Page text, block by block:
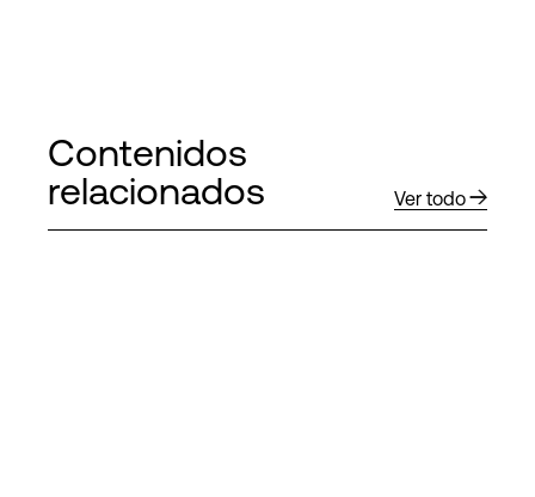
Contenidos
relacionados
Ver todo